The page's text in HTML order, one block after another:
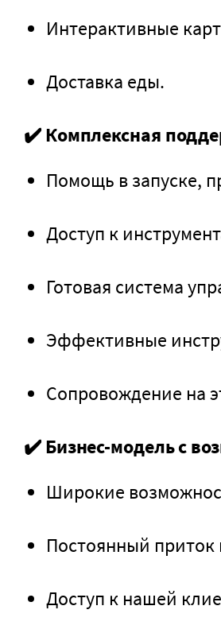
Интерактивные
Доставка еды.
✔️Комплексная
Помощь в запуске,
Доступ к
Готовая система
Эффективные
Сопровождение на
✔️Бизнес-модель с
Широкие
Постоянный приток
Доступ к нашей